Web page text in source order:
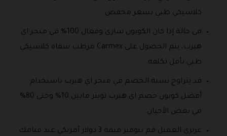
كلاسيكي طبي بسعر مخفض.
في حالة إذا كان الكوبون ساري وفعال 100% في متجر اي
هيرب، يتم الحصول على Carmex‏ مرطب شفاه كلاسيكي
طبي بأقل تكلفة.
قد يتراوح نسبة الخصم في متجر اي هيرب باستخدام
أفضل كوبون خصم اي هيرب تويتر مابين 10% وحتى 80%
في بعض الأحيان.
عزيزي العميل قم بتوفير قيمة 3 دولار أمريكي عند قيامك